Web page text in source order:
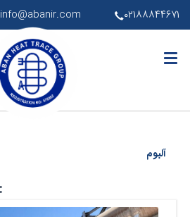
info@abanir.com ۰۲۱۸۸۸۴۴۶۷۱
آلبوم